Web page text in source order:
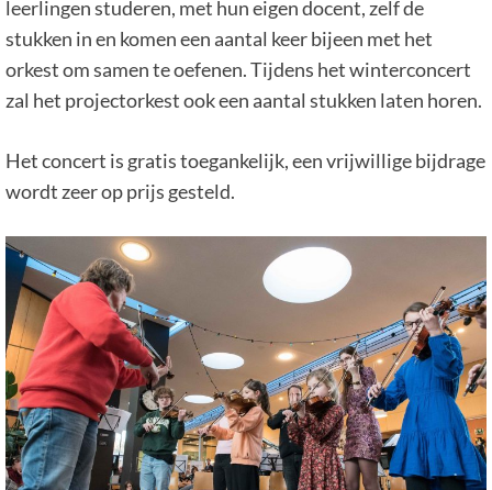
leerlingen studeren, met hun eigen docent, zelf de
stukken in en komen een aantal keer bijeen met het
orkest om samen te oefenen. Tijdens het winterconcert
zal het projectorkest ook een aantal stukken laten horen.
Het concert is gratis toegankelijk, een vrijwillige bijdrage
wordt zeer op prijs gesteld.